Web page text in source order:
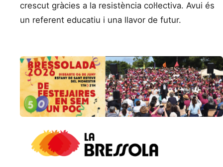
crescut gràcies a la resistència col·lectiva. Avui és
un referent educatiu i una llavor de futur.